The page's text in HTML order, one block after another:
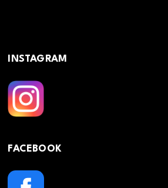
INSTAGRAM
FACEBOOK